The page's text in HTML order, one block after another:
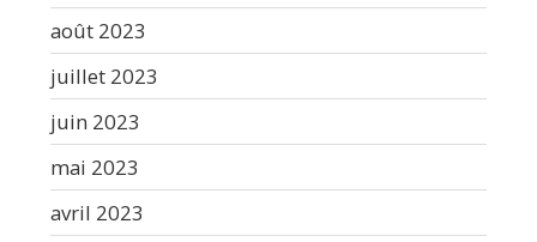
août 2023
juillet 2023
juin 2023
mai 2023
avril 2023